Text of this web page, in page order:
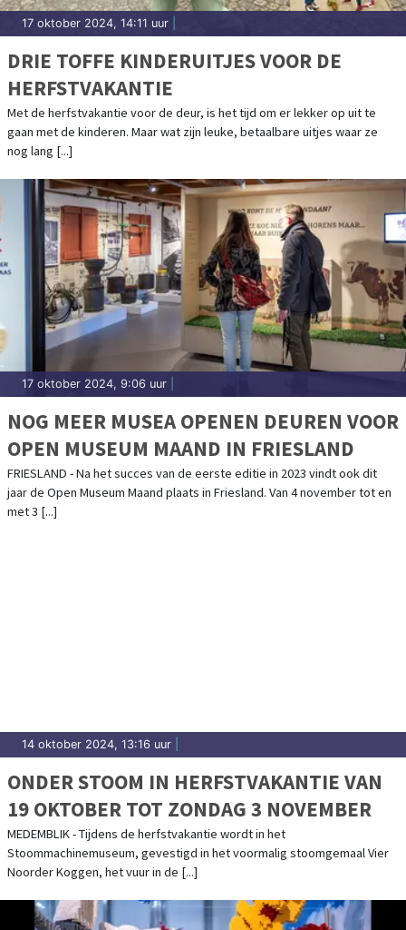
17 oktober 2024, 14:11 uur
DRIE TOFFE KINDERUITJES VOOR DE
HERFSTVAKANTIE
Met de herfstvakantie voor de deur, is het tijd om er lekker op uit te
gaan met de kinderen. Maar wat zijn leuke, betaalbare uitjes waar ze
nog lang [...]
17 oktober 2024, 9:06 uur
NOG MEER MUSEA OPENEN DEUREN VOOR
OPEN MUSEUM MAAND IN FRIESLAND
FRIESLAND - Na het succes van de eerste editie in 2023 vindt ook dit
jaar de Open Museum Maand plaats in Friesland. Van 4 november tot en
met 3 [...]
14 oktober 2024, 13:16 uur
ONDER STOOM IN HERFSTVAKANTIE VAN
19 OKTOBER TOT ZONDAG 3 NOVEMBER
MEDEMBLIK - Tijdens de herfstvakantie wordt in het
Stoommachinemuseum, gevestigd in het voormalig stoomgemaal Vier
Noorder Koggen, het vuur in de [...]